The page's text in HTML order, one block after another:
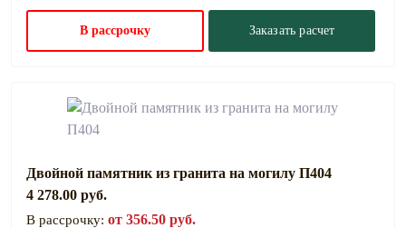
В рассрочку Заказать расчет
Двойной памятник из гранита на могилу П404
4 278.00 руб.
В рассрочку: от 356.50 руб.